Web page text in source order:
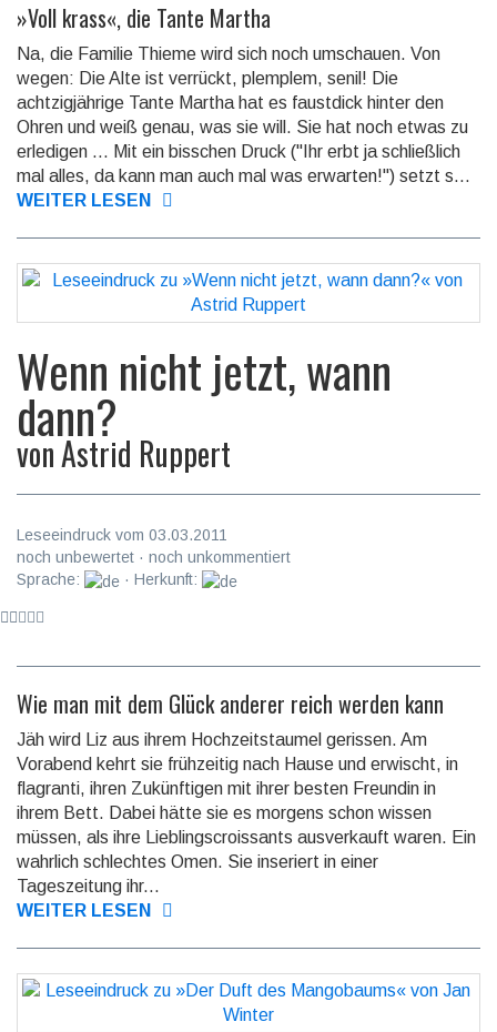
»Voll krass«, die Tante Martha
Na, die Familie Thieme wird sich noch umschauen. Von
wegen: Die Alte ist verrückt, plemplem, senil! Die
achtzigjährige Tante Martha hat es faustdick hinter den
Ohren und weiß genau, was sie will. Sie hat noch etwas zu
erledigen ... Mit ein bisschen Druck ("Ihr erbt ja schließlich
mal alles, da kann man auch mal was erwarten!") setzt s...
WEITER LESEN
Wenn nicht jetzt, wann
dann?
vonAstrid Ruppert
Leseeindruck vom 03.03.2011
noch unbewertet · noch unkommentiert
Sprache:
· Herkunft:
Wie man mit dem Glück anderer reich werden kann
Jäh wird Liz aus ihrem Hochzeitstaumel gerissen. Am
Vorabend kehrt sie frühzeitig nach Hause und erwischt, in
flagranti, ihren Zukünftigen mit ihrer besten Freundin in
ihrem Bett. Dabei hätte sie es morgens schon wissen
müssen, als ihre Lieblingscroissants ausverkauft waren. Ein
wahrlich schlechtes Omen. Sie inseriert in einer
Tageszeitung ihr...
WEITER LESEN